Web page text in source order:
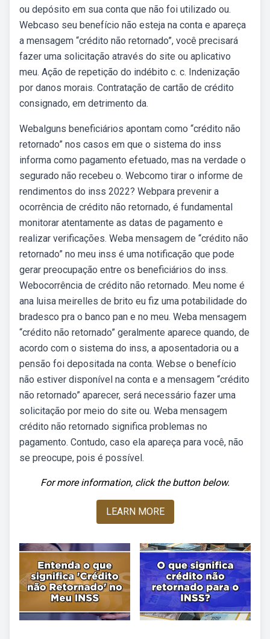
ou depósito em sua conta que não foi utilizado ou.
Webcaso seu benefício não esteja na conta e apareça
a mensagem “crédito não retornado”, você precisará
fazer uma solicitação através do site ou aplicativo
meu. Ação de repetição do indébito c. c. Indenização
por danos morais. Contratação de cartão de crédito
consignado, em detrimento da.
Webalguns beneficiários apontam como “crédito não
retornado” nos casos em que o sistema do inss
informa como pagamento efetuado, mas na verdade o
segurado não recebeu o. Webcomo tirar o informe de
rendimentos do inss 2022? Webpara prevenir a
ocorrência de crédito não retornado, é fundamental
monitorar atentamente as datas de pagamento e
realizar verificações. Weba mensagem de “crédito não
retornado” no meu inss é uma notificação que pode
gerar preocupação entre os beneficiários do inss.
Webocorrência de crédito não retornado. Meu nome é
ana luisa meirelles de brito eu fiz uma potabilidade do
bradesco pra o banco pan e no meu. Weba mensagem
“crédito não retornado” geralmente aparece quando, de
acordo com o sistema do inss, a aposentadoria ou a
pensão foi depositada na conta. Webse o benefício
não estiver disponível na conta e a mensagem “crédito
não retornado” aparecer, será necessário fazer uma
solicitação por meio do site ou. Weba mensagem
crédito não retornado significa problemas no
pagamento. Contudo, caso ela apareça para você, não
se preocupe, pois é possível.
For more information, click the button below.
LEARN MORE